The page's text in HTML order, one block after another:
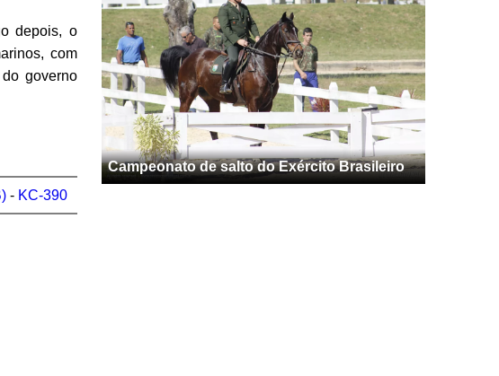
depois, o
com
governo
- KC-390
Campeonato de salto do Exército Brasileiro